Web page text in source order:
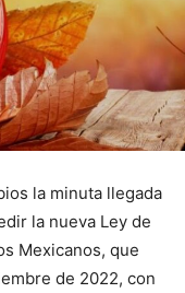
la minuta llegada
la nueva Ley de
Mexicanos, que
de 2022, con